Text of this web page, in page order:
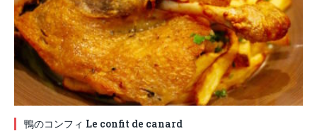
鴨のコンフィ Le confit de canard